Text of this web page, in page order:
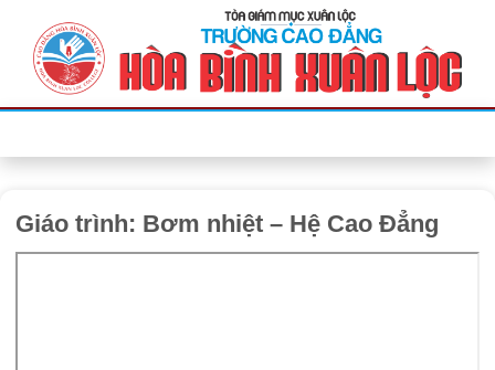
Giáo trình: Bơm nhiệt – Hệ Cao Đẳng